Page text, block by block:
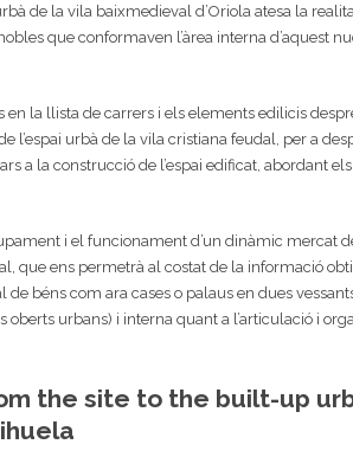
de la vila baixmedieval d’Oriola atesa la
que conformaven l’àrea interna d’aquest
en la llista de carrers i els elements edilicis
l’espai urbà de la vila cristiana feudal, per a
a la construcció de l’espai edificat, abordant els
i el funcionament d’un dinàmic mercat
que ens permetrà al costat de la informació
béns com ara cases o palaus en dues
oberts urbans) i interna quant a l’articulació i
the site to the built-up